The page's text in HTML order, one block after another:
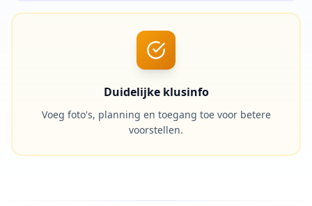
Duidelijke klusinfo
Voeg foto's, planning en toegang toe voor betere
voorstellen.